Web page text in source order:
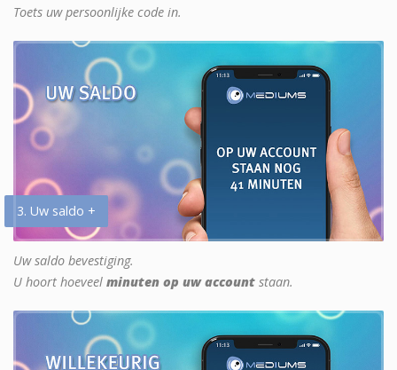
Toets uw persoonlijke code in.
3. Uw saldo +
Uw saldo bevestiging.
U hoort hoeveel minuten op uw account staan.